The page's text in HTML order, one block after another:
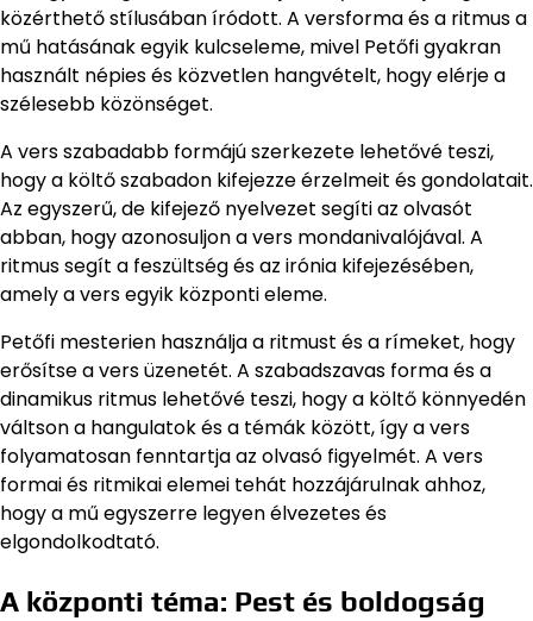
közérthető stílusában íródott. A versforma és a ritmus a
mű hatásának egyik kulcseleme, mivel Petőfi gyakran
használt népies és közvetlen hangvételt, hogy elérje a
szélesebb közönséget.
A vers szabadabb formájú szerkezete lehetővé teszi,
hogy a költő szabadon kifejezze érzelmeit és gondolatait.
Az egyszerű, de kifejező nyelvezet segíti az olvasót
abban, hogy azonosuljon a vers mondanivalójával. A
ritmus segít a feszültség és az irónia kifejezésében,
amely a vers egyik központi eleme.
Petőfi mesterien használja a ritmust és a rímeket, hogy
erősítse a vers üzenetét. A szabadszavas forma és a
dinamikus ritmus lehetővé teszi, hogy a költő könnyedén
váltson a hangulatok és a témák között, így a vers
folyamatosan fenntartja az olvasó figyelmét. A vers
formai és ritmikai elemei tehát hozzájárulnak ahhoz,
hogy a mű egyszerre legyen élvezetes és
elgondolkodtató.
A központi téma: Pest és boldogság